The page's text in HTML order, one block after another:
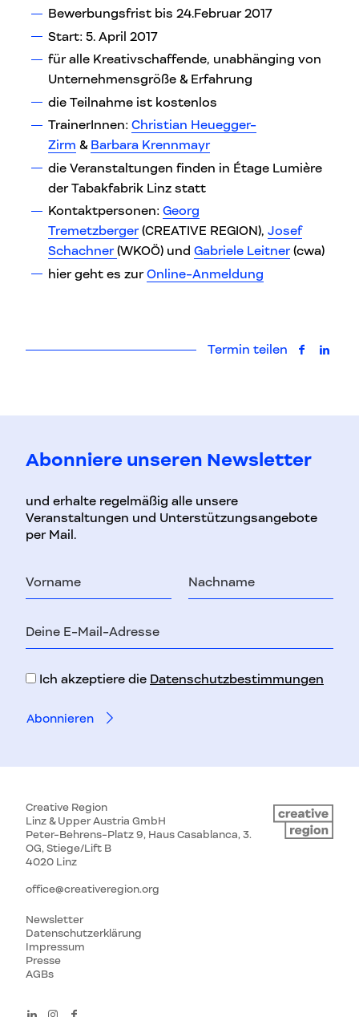
Bewerbungsfrist bis 24.Februar 2017
Start: 5. April 2017
für alle Kreativschaffende, unabhänging von
Unternehmensgröße & Erfahrung
die Teilnahme ist kostenlos
TrainerInnen: Christian Heuegger-
Zirm & Barbara Krennmayr
die Veranstaltungen finden in Étage Lumière
der Tabakfabrik Linz statt
Kontaktpersonen: Georg
Tremetzberger(CREATIVE REGION), Josef
Schachner(WKOÖ) und Gabriele Leitner(cwa)
hier geht es zurOnline-Anmeldung
Termin teilen auf auf
Abonniere unseren Newsletter
und erhalte regelmäßig alle unsere
Veranstaltungen und Unterstützungsangebote
per Mail.
Mail-
Ich akzeptiere die Datenschutzbestimmungen
Creative Region
Linz & Upper Austria GmbH
Peter-Behrens-Platz 9, Haus Casablanca, 3.
OG, Stiege/Lift B
4020 Linz
office@creativeregion.org
Newsletter
Datenschutzerklärung
Impressum
Presse
AGBs